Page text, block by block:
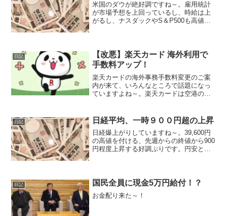
米国のダウが絶好調ですね～。雇用統計
が市場予想を上回っているし、時給は上
がるし、ナスダックやS＆P500も高値を
日記
【改悪】楽天カード 海外利用で
手数料アップ！
楽天カードの海外事務手数料変更のご案
内が来て、いろんなところで話題になっ
ていますよね～。楽天カードは空港のラ
る人は多いのでは？
日記 日経平均、一時９００円超の上昇
日経爆上がりしていますね～。39,600円
の高値を付ける、先週からの終値から900
円程度上昇する好調ぷりです。円安とい
日記 国民全員に現金5万円給付！？
お金配り来た～！